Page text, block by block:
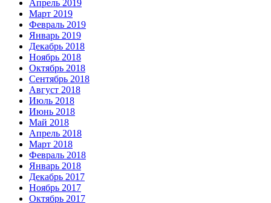
Апрель 2019
Март 2019
Февраль 2019
Январь 2019
Декабрь 2018
Ноябрь 2018
Октябрь 2018
Сентябрь 2018
Август 2018
Июль 2018
Июнь 2018
Май 2018
Апрель 2018
Март 2018
Февраль 2018
Январь 2018
Декабрь 2017
Ноябрь 2017
Октябрь 2017